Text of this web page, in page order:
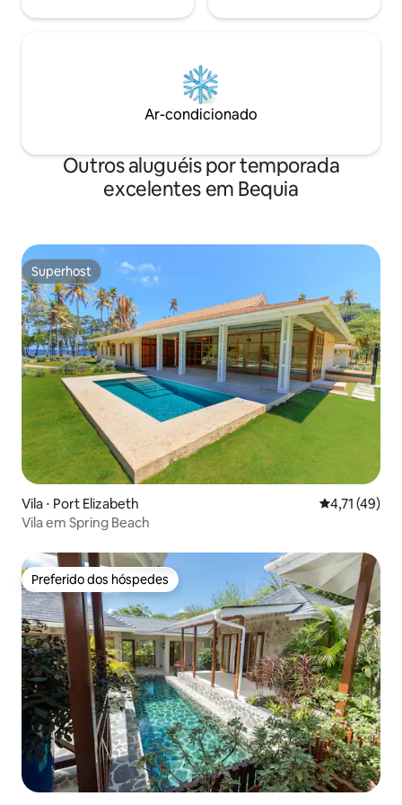
Ar-condicionado
Outros aluguéis por temporada
excelentes em Bequia
Superhost
Superhost
Vila ⋅ Port Elizabeth 4,71 de uma
4,71 (49)
Vila em Spring Beach
Preferido dos hóspedes
Preferido dos hóspedes